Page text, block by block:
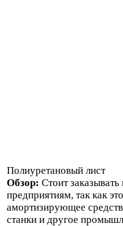
Полиуретановый лист
Обзор: Стоит
предприятиям, так как
амортизирующее
станки и другое